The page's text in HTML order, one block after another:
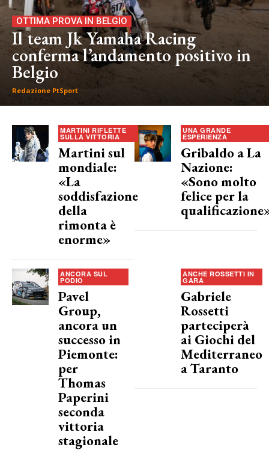
OTTIMA PROVA IN BELGIO
Il team Jk Yamaha Racing
conferma l’andamento positivo in
Belgio
Redazione PtSport
MARTINI RIFLETTE
SULLA VITTORIA
Martini sul
mondiale:
«La
soddisfazione
della
rimonta è
enorme»
UNA GRANDE
ESPERIENZA
Gribaldo a La
Nazione:
«Sono molto
felice per la
ANCORA SUL
PODIO
Pavel
Group,
ancora un
successo in
Piemonte:
per
Thomas
Paperini
seconda
vittoria
stagionale
ANCHE ROSSETTI IN
GARA
Gabriele
Rossetti
parteciperà
ai Giochi del
Mediterraneo
a Taranto